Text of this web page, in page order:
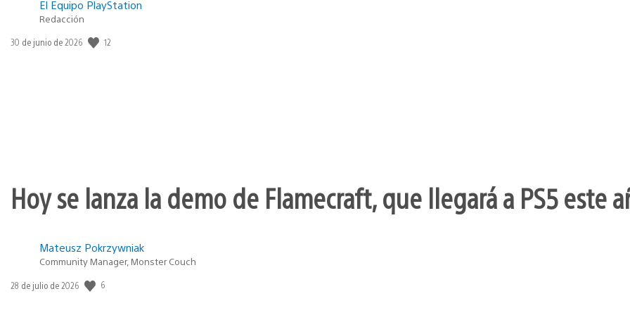
El Equipo PlayStation
Redacción
Fecha
30 de junio de 2026 12
Hoy se lanza la demo de Flamecraft, que llegará a PS5 este
Mateusz Pokrzywniak
Community Manager, Monster Couch
Fecha
28 de julio de 2026 6